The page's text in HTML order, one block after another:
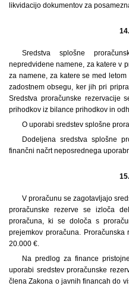
likvidacijo dokumentov za
Sredstva splošne
nepredvidene namene, za katere v
za namene, za katere se med
zadostnem obsegu, ker jih pri
Sredstva proračunske
prihodkov iz bilance prihodkov in
O uporabi sredstev splošne
Dodeljena sredstva splošne
finančni načrt neposrednega
V proračunu se zagotavljajo
proračunske rezerve se izloča
proračuna, ki se določa s
prejemkov proračuna.
20.000 €.
Na predlog za finance
uporabi sredstev proračunske
člena Zakona o javnih financah do